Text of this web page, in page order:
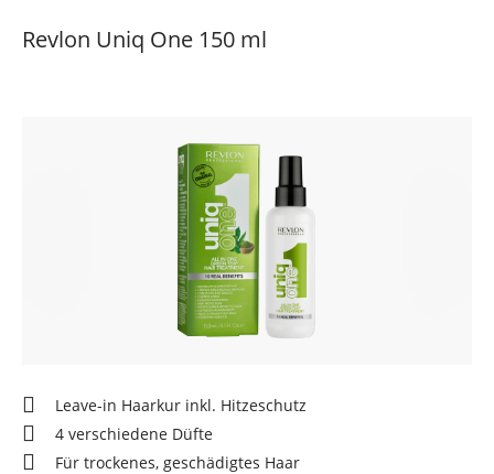
Revlon Uniq One 150 ml
Leave-in Haarkur inkl. Hitzeschutz
4 verschiedene Düfte
Für trockenes, geschädigtes Haar